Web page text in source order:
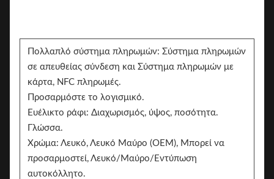
Πολλαπλό σύστημα πληρωμών: Σύστημα πληρωμών
σε απευθείας σύνδεση και Σύστημα πληρωμών με
κάρτα, NFC πληρωμές.
Προσαρμόστε το λογισμικό.
Ευέλικτο ράφι: Διαχωρισμός, ύψος, ποσότητα.
Γλώσσα.
Χρώμα: Λευκό, Λευκό Μαύρο (OEM), Μπορεί να
προσαρμοστεί, Λευκό/Μαύρο/Εντύπωση
αυτοκόλλητο.